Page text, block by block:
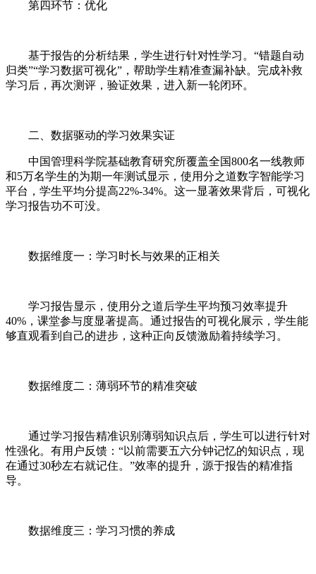
第四环节：优化
基于报告的分析结果，学生进行针对性学习。“错题自动
归类”“学习数据可视化”，帮助学生精准查漏补缺。完成补救
学习后，再次测评，验证效果，进入新一轮闭环。
二、数据驱动的学习效果实证
中国管理科学院基础教育研究所覆盖全国800名一线教师
和5万名学生的为期一年测试显示，使用分之道数字智能学习
平台，学生平均分提高22%-34%。这一显著效果背后，可视化
学习报告功不可没。
数据维度一：学习时长与效果的正相关
学习报告显示，使用分之道后学生平均预习效率提升
40%，课堂参与度显著提高。通过报告的可视化展示，学生能
够直观看到自己的进步，这种正向反馈激励着持续学习。
数据维度二：薄弱环节的精准突破
通过学习报告精准识别薄弱知识点后，学生可以进行针对
性强化。有用户反馈：“以前需要五六分钟记忆的知识点，现
在通过30秒左右就记住。”效率的提升，源于报告的精准指
导。
数据维度三：学习习惯的养成